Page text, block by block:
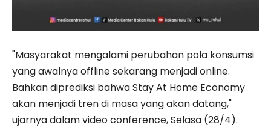
"Masyarakat mengalami perubahan pola konsumsi
yang awalnya offline sekarang menjadi online.
Bahkan diprediksi bahwa Stay At Home Economy
akan menjadi tren di masa yang akan datang,"
ujarnya dalam video conference, Selasa (28/4).